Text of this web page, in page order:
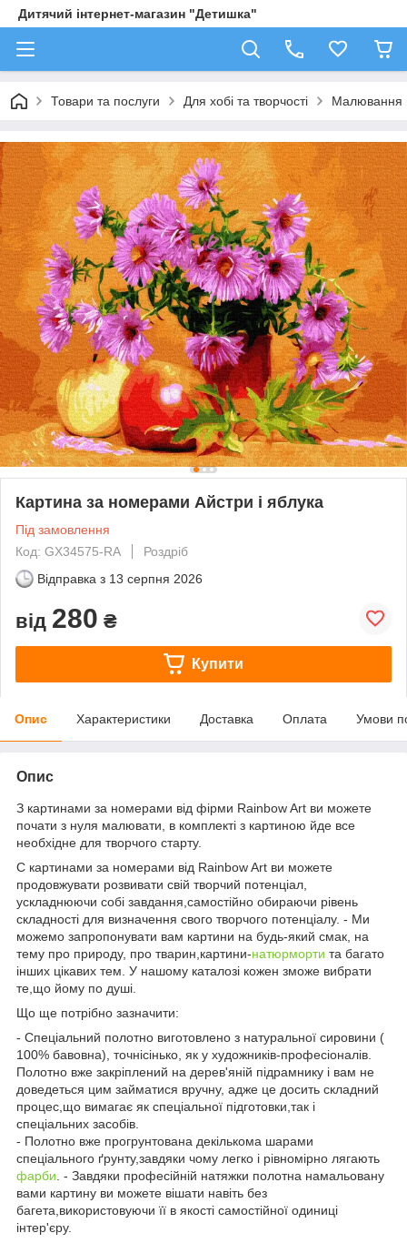
Дитячий інтернет-магазин "Детишка"
Товари та послуги Для хобі та творчості Малювання
Картина за номерами Айстри і яблука
Під замовлення
Код: GX34575-RA
Роздріб
Відправка з 13 серпня 2026
від 280 ₴
Купити
Опис Характеристики Доставка Оплата Умови
Опис
З картинами за номерами від фірми Rainbow Art ви можете
почати з нуля малювати, в комплекті з картиною йде все
необхідне для творчого старту.
C картинами за номерами від Rainbow Art ви можете
продовжувати розвивати свій творчий потенціал,
ускладнюючи собі завдання,самостійно обираючи рівень
складності для визначення свого творчого потенціалу. - Ми
можемо запропонувати вам картини на будь-який смак, на
тему про природу, про тварин,картини-натюрморти та багато
інших цікавих тем. У нашому каталозі кожен зможе вибрати
те,що йому по душі.
Що ще потрібно зазначити:
- Спеціальний полотно виготовлено з натуральної сировини (
100% бавовна), точнісінько, як у художників-професіоналів.
Полотно вже закріплений на дерев'яній підрамнику і вам не
доведеться цим займатися вручну, адже це досить складний
процес,що вимагає як спеціальної підготовки,так і
спеціальних засобів.
- Полотно вже прогрунтована декількома шарами
спеціального ґрунту,завдяки чому легко і рівномірно лягають
фарби . - Завдяки професійній натяжки полотна намальовану
вами картину ви можете вішати навіть без
багета,використовуючи її в якості самостійної одиниці
інтер'єру.